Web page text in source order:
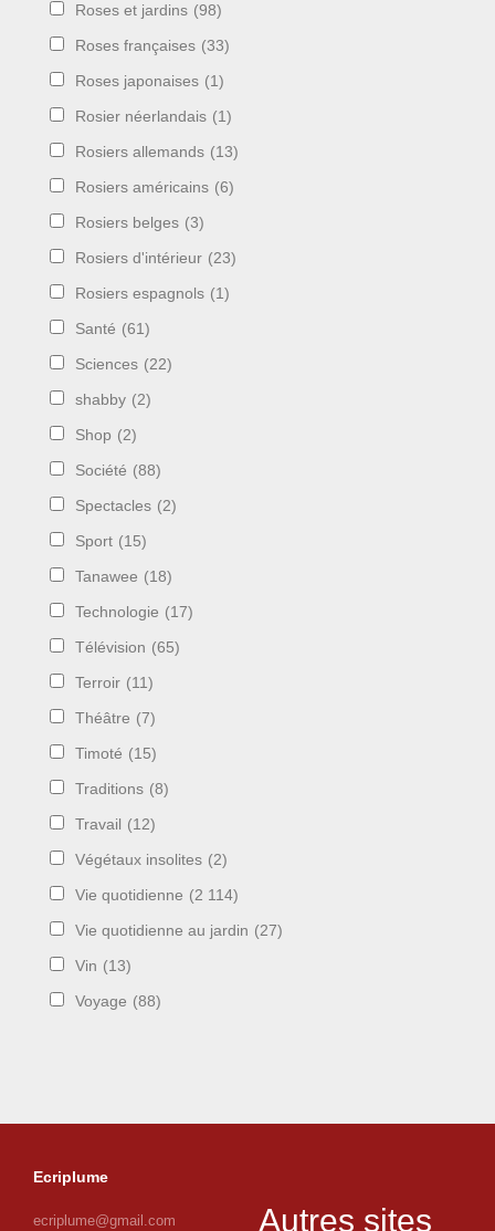
Roses et jardins (98)
Roses françaises (33)
Roses japonaises (1)
Rosier néerlandais (1)
Rosiers allemands (13)
Rosiers américains (6)
Rosiers belges (3)
Rosiers d'intérieur (23)
Rosiers espagnols (1)
Santé (61)
Sciences (22)
shabby (2)
Shop (2)
Société (88)
Spectacles (2)
Sport (15)
Tanawee (18)
Technologie (17)
Télévision (65)
Terroir (11)
Théâtre (7)
Timoté (15)
Traditions (8)
Travail (12)
Végétaux insolites (2)
Vie quotidienne (2 114)
Vie quotidienne au jardin (27)
Vin (13)
Voyage (88)
Ecriplume
ecriplume@gmail.com Autres sites